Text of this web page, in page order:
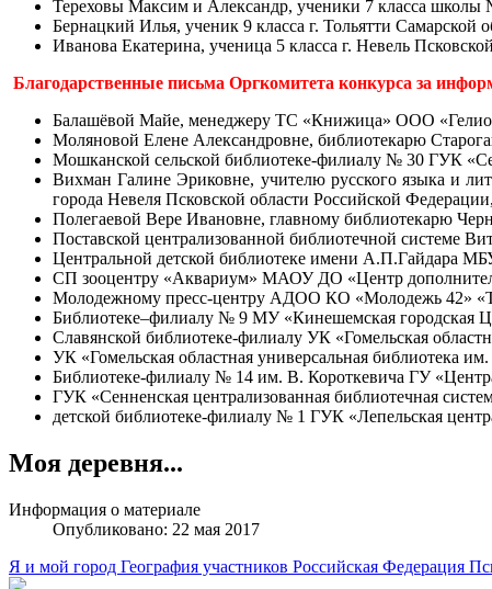
Тереховы Максим и Александр, ученики 7 класса школы
Бернацкий Илья, ученик 9 класса г. Тольятти
Иванова Екатерина, ученица 5 класса г. Невель
Благодарственные письма Оргкомитета конкурса за
Балашёвой Майе, менеджеру ТС «Книжица» ООО
Моляновой Елене Александровне, библиотекарю
Мошканской сельской библиотеке-филиалу № 30 ГУК
Вихман Галине Эриковне, учителю русского языка и
города Невеля Псковской области Российской Федерации,
Полегаевой Вере Ивановне, главному библиотекарю
Поставской централизованной библиотечной системе
Центральной детской библиотеке имени А.П.Гайдара
СП зооцентру «Аквариум» МАОУ ДО «Центр
Молодежному пресс-центру АДОО КО «Молодежь 42»
Библиотеке–филиалу № 9 МУ «Кинешемская городская
Славянской библиотеке-филиалу УК «Гомельская
УК «Гомельская областная универсальная библиотека
Библиотеке-филиалу № 14 им. В. Короткевича ГУ
ГУК «Сенненская централизованная библиотечная
детской библиотеке-филиалу № 1 ГУК «Лепельская
Моя деревня...
Информация о материале
Опубликовано: 22 мая 2017
Я и мой город География участников Российская Федерация